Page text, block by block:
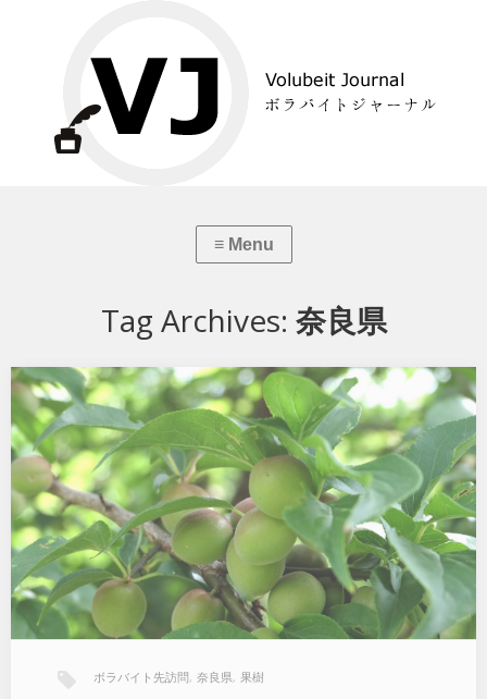
Tag Archives: 奈良県
ボラバイト先訪問【ファーム-pndk・奈良県】
梅雨入り目前の5月終わりごろ、奈良県五條市のファーム-pndkを訪
問させていただきました。この記事では、実際にボラバイターさん
がどのような作業をしたり滞在をするのか現地のリアルな様子をた
くさんの写真付きでご紹介！…
ボラバイト先訪問, 奈良県, 果樹